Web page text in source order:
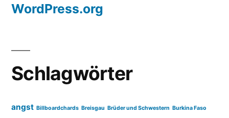
WordPress.org
Schlagwörter
angst Billboardchards Breisgau Brüder und Schwestern Burkina Faso